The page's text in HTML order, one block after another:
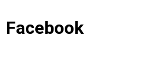
Facebook